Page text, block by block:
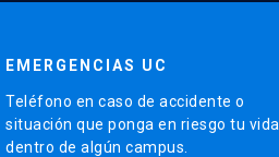
EMERGENCIAS UC
Teléfono en caso de accidente o
situación que ponga en riesgo tu vida
dentro de algún campus.